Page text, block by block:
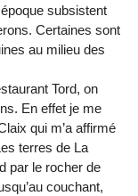
subsistent
Certaines sont
au milieu des
Tord, on
En effet je me
qui m’a affirmé
terres de La
par le rocher de
couchant,